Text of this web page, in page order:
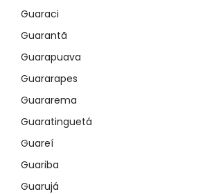
Guaraci
Guarantã
Guarapuava
Guararapes
Guararema
Guaratinguetá
Guareí
Guariba
Guarujá